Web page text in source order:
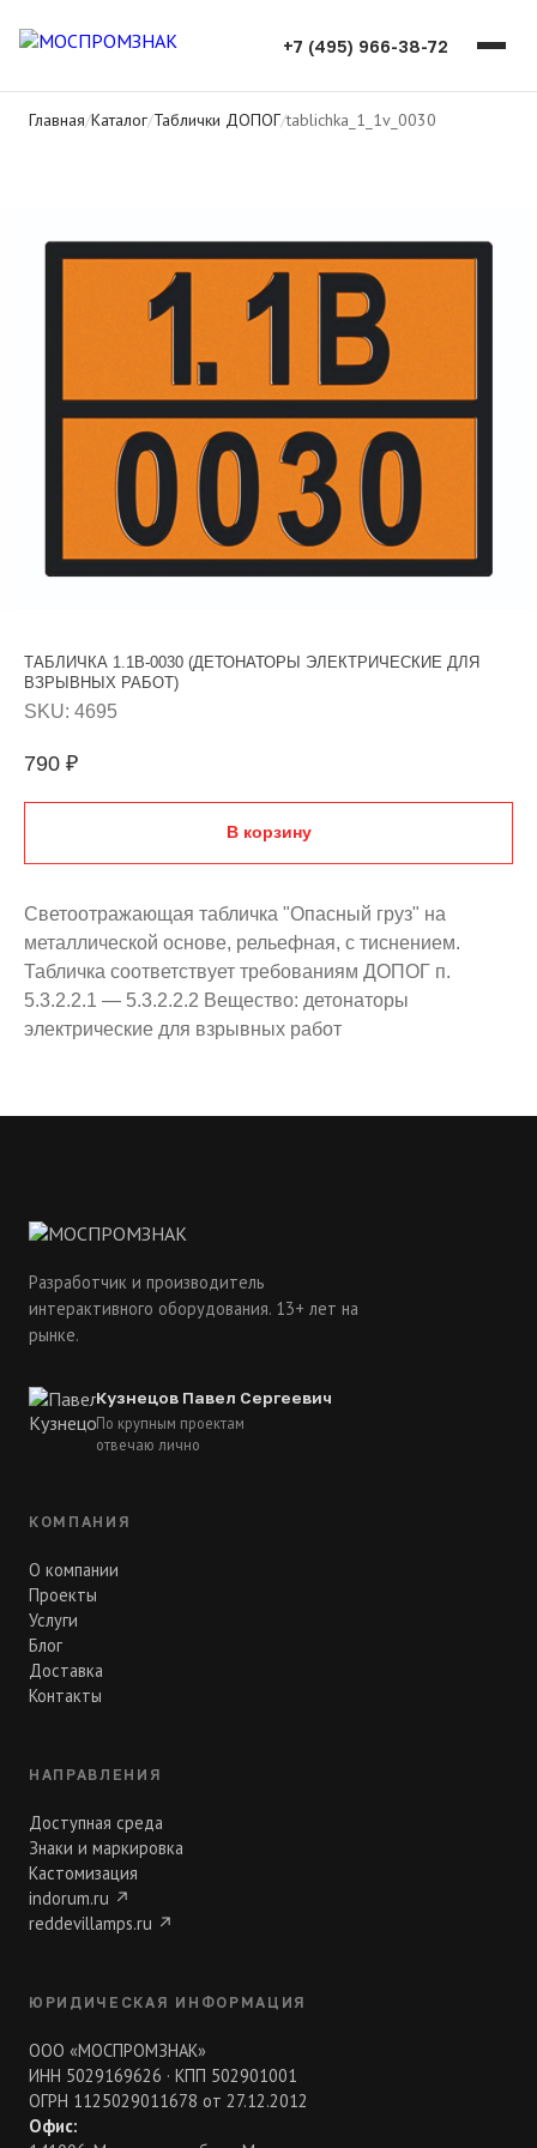
+7 (495) 966-38-72
Главная/Каталог/Таблички ДОПОГ/tablichka_1_1v_0030
ТАБЛИЧКА 1.1B-0030 (ДЕТОНАТОРЫ ЭЛЕКТРИЧЕСКИЕ ДЛЯ
ВЗРЫВНЫХ РАБОТ)
SKU: 4695
790 ₽
В корзину
Светоотражающая табличка "Опасный груз" на
металлической основе, рельефная, с тиснением.
Табличка соответствует требованиям ДОПОГ п.
5.3.2.2.1 — 5.3.2.2.2 Вещество: детонаторы
электрические для взрывных работ
Разработчик и производитель
интерактивного оборудования. 13+ лет на
рынке.
Кузнецов Павел Сергеевич
По крупным проектам
отвечаю лично
КОМПАНИЯ
О компании
Проекты
Услуги
Блог
Доставка
Контакты
НАПРАВЛЕНИЯ
Доступная среда
Знаки и маркировка
Кастомизация
indorum.ru ↗
reddevillamps.ru ↗
ЮРИДИЧЕСКАЯ ИНФОРМАЦИЯ
ООО «МОСПРОМЗНАК»
ИНН 5029169626 · КПП 502901001
ОГРН 1125029011678 от 27.12.2012
Офис: